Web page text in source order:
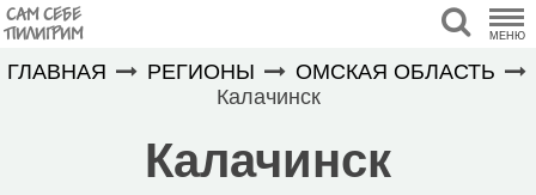
САМ СЕБЕ
ПИЛИГРИМ МЕНЮ
ГЛАВНАЯ РЕГИОНЫ
ОМСКАЯ ОБЛАСТЬ
Калачинск
Калачинск